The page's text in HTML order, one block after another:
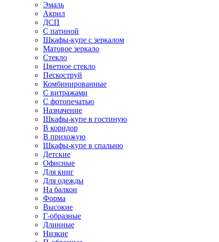
Эмаль
Акрил
ДСП
С патиной
Шкафы-купе с зеркалом
Матовое зеркало
Стекло
Цветное стекло
Пескоструй
Комбинированные
С витражами
С фотопечатью
Назначение
Шкафы-купе в гостиную
В коридор
В прихожую
Шкафы-купе в спальню
Детские
Офисные
Для книг
Для одежды
На балкон
Форма
Высокие
Г-образные
Длинные
Низкие